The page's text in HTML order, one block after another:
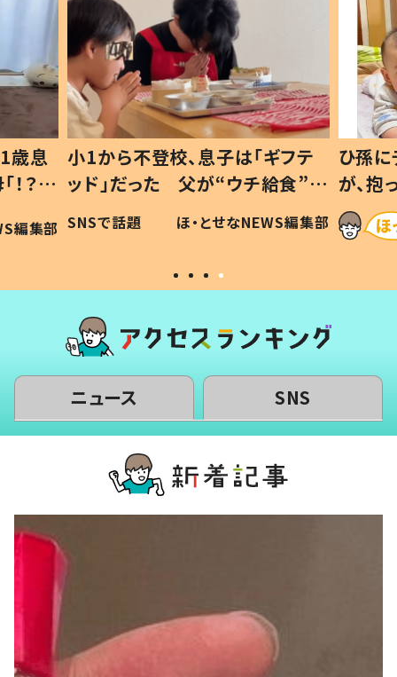
歳息
？」
編集部
小1から不登校、息子は「ギフテ
ッド」だった 父が“ウチ給食”を
作り続ける理由とは #令和の親
#令和の子
SNSで話題 ほ・とせなNEWS編集部
ひ孫
が、
「涙が
い」
ニュース SNS